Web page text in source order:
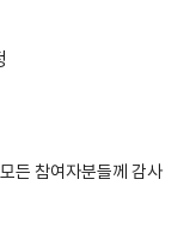
든 참여자분들께 감사